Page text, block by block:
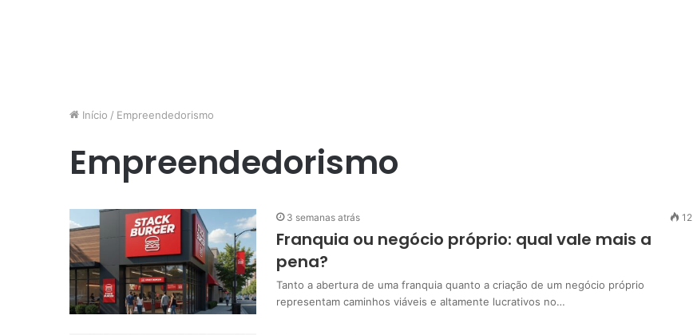
Início / Empreendedorismo
Empreendedorismo
3 semanas atrás 12
Franquia ou negócio próprio: qual vale mais a
pena?
Tanto a abertura de uma franquia quanto a criação de um negócio próprio
representam caminhos viáveis e altamente lucrativos no…